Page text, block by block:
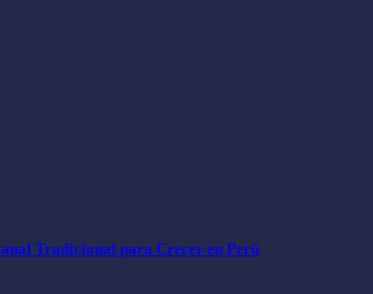
Tradicional para Crecer en Perú